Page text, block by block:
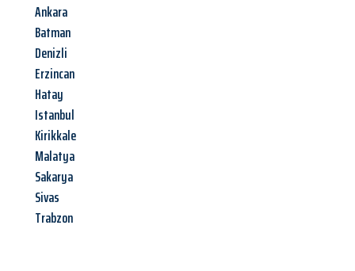
Ankara
Batman
Denizli
Erzincan
Hatay
Istanbul
Kirikkale
Malatya
Sakarya
Sivas
Trabzon